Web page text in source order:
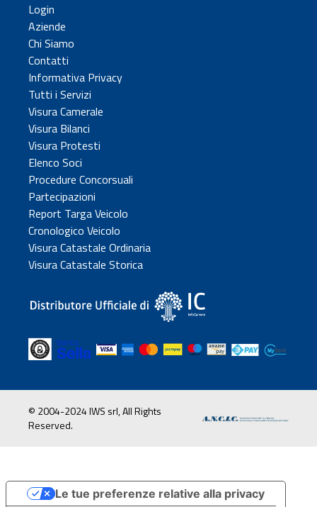
Login
Aziende
Chi Siamo
Contatti
Informativa Privacy
Tutti i Servizi
Visura Camerale
Visura Bilanci
Visura Protesti
Elenco Soci
Procedure Concorsuali
Partecipazioni
Report Targa Veicolo
Cronologico Veicolo
Visura Catastale Ordinaria
Visura Catastale Storica
© 2004-2024 IWS srl, All Rights
Reserved.
Le tue preferenze relative alla privacy